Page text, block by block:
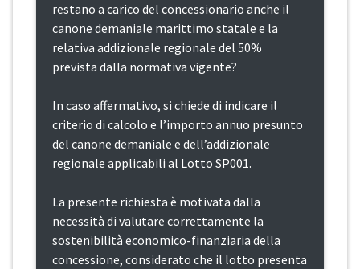
restano a carico del concessionario anche il
canone demaniale marittimo statale e la
relativa addizionale regionale del 50%
prevista dalla normativa vigente?
In caso affermativo, si chiede di indicare il
criterio di calcolo e l’importo annuo presunto
del canone demaniale e dell’addizionale
regionale applicabili al Lotto SP001.
La presente richiesta è motivata dalla
necessità di valutare correttamente la
sostenibilità economico-finanziaria della
concessione, considerato che il lotto presenta